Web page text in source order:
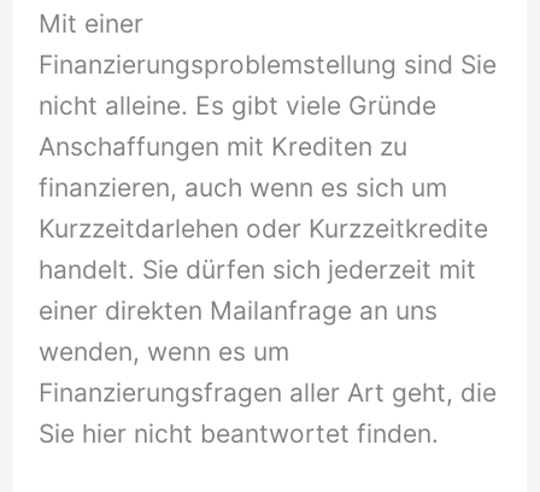
Mit einer
Finanzierungsproblemstellung sind Sie
nicht alleine. Es gibt viele Gründe
Anschaffungen mit Krediten zu
finanzieren, auch wenn es sich um
Kurzzeitdarlehen oder Kurzzeitkredite
handelt. Sie dürfen sich jederzeit mit
einer direkten Mailanfrage an uns
wenden, wenn es um
Finanzierungsfragen aller Art geht, die
Sie hier nicht beantwortet finden.